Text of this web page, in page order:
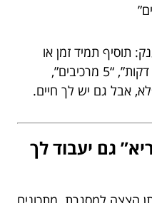
תוסיף תמיד זמן או
מספר מרכיבים. למשל “עד 30 דקות”, “5 מרכיבים”,
אבל גם יש לך חיים.
גם יעבוד לך